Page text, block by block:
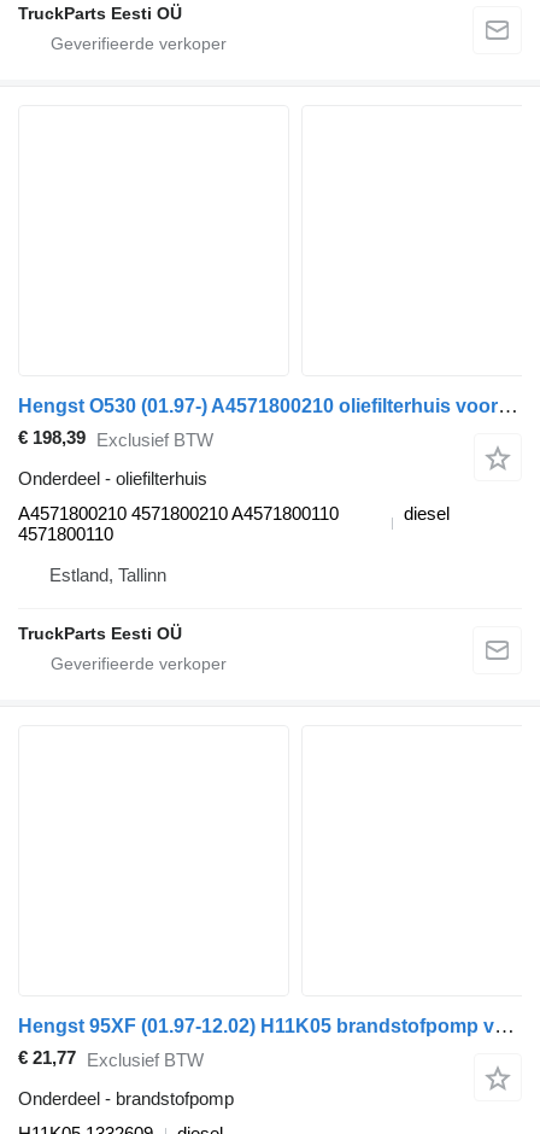
TruckParts Eesti OÜ
Hengst O530 (01.97-) A4571800210 oliefilterhuis voor Mercedes-Benz Bus II (1996-)
€ 198,39 Exclusief BTW
Onderdeel - oliefilterhuis
A4571800210 4571800210 A4571800110
4571800110
diesel
Estland, Tallinn
TruckParts Eesti OÜ
Hengst 95XF (01.97-12.02) H11K05 brandstofpomp voor DAF 65CF, 75CF, 85CF, 95XF (1997-2002) trekker
€ 21,77 Exclusief BTW
Onderdeel - brandstofpomp